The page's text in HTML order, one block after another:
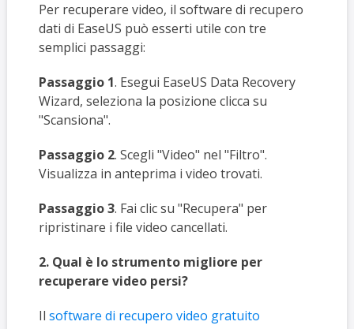
Per recuperare video, il software di recupero
dati di EaseUS può esserti utile con tre
semplici passaggi:
Passaggio 1. Esegui EaseUS Data Recovery
Wizard, seleziona la posizione clicca su
"Scansiona".
Passaggio 2. Scegli "Video" nel "Filtro".
Visualizza in anteprima i video trovati.
Passaggio 3. Fai clic su "Recupera" per
ripristinare i file video cancellati.
2. Qual è lo strumento migliore per
recuperare video persi?
Il software di recupero video gratuito